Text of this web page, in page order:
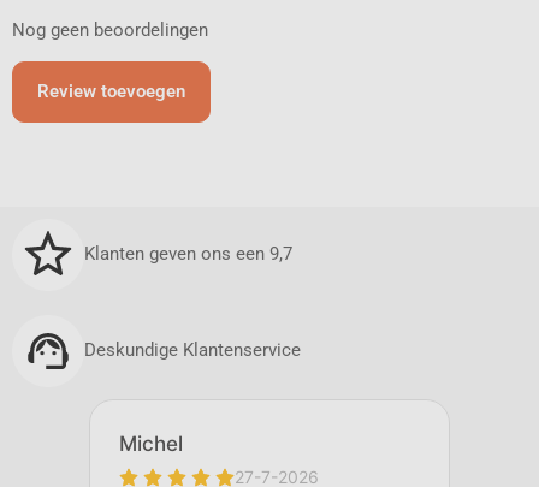
Nog geen beoordelingen
Review toevoegen
Klanten geven ons een 9,7
Deskundige Klantenservice